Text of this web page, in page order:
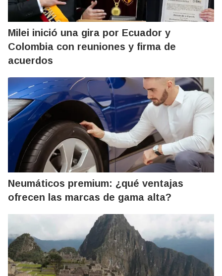
Milei inició una gira por Ecuador y
Colombia con reuniones y firma de
acuerdos
Neumáticos premium: ¿qué ventajas
ofrecen las marcas de gama alta?